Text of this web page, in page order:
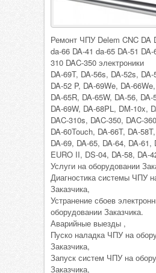
Ремонт ЧПУ Delem CNC DA
da-66 DA-41 da-65 DA-51
310 DAC-350 электроники
DA-69T, DA-56s, DA-52s,
DA-52 P, DA-69We, DA-
DA-65R, DA-65W, DA-56,
DA-69W, DA-68PL, DM-10x,
DAC-310s, DAC-350, DAC-
DA-60Touch, DA-66T, DA-
DA-69, DA-65, DA-64, DA-61,
EURO II, DS-04, DA-58, DA-
Услуги на оборудовании
Диагностика системы ЧПУ
Заказчика,
Устранение сбоев
оборудовании Заказчика.
Аварийные выезды ,
Пуско наладка ЧПУ на
Заказчика,
Запуск систем ЧПУ на
Заказчика,